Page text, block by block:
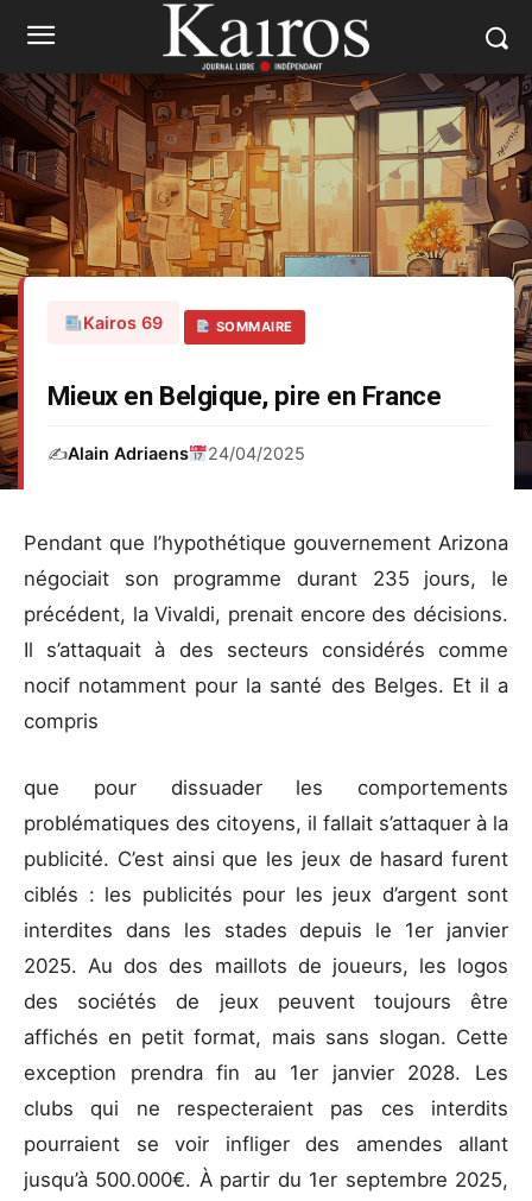
Kairos 69 SOMMAIRE
Mieux en Belgique, pire en France
✍️Alain Adriaens 24/04/2025
Pendant que l’hypothétique gouvernement Arizona
négociait son programme durant 235 jours, le
précédent, la Vivaldi, prenait encore des décisions.
Il s’attaquait à des secteurs considérés comme
nocif notamment pour la santé des Belges. Et il a
compris
que pour dissuader les comportements
problématiques des citoyens, il fallait s’attaquer à la
publicité. C’est ainsi que les jeux de hasard furent
ciblés : les publicités pour les jeux d’argent sont
interdites dans les stades depuis le 1er janvier
2025. Au dos des maillots de joueurs, les logos
des sociétés de jeux peuvent toujours être
affichés en petit format, mais sans slogan. Cette
exception prendra fin au 1er janvier 2028. Les
clubs qui ne respecteraient pas ces interdits
pourraient se voir infliger des amendes allant
jusqu’à 500.000€. À partir du 1er septembre 2025,